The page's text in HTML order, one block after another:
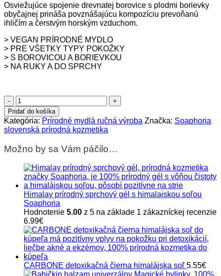
Osviežujúce spojenie drevnatej borovice s plodmi borievky
obyčajnej prináša povznášajúcu kompozíciu prevoňanú
ihličím a čerstvým horským vzduchom.
> VEGAN PRÍRODNÉ MYDLO
> PRE VŠETKY TYPY POKOŽKY
> S BOROVICOU A BORIEVKOU
> NA RUKY A DO SPRCHY
množstvo
Prírodné
mydlo
TATRANSKÉ
HORY
Pridať do košíka
Kategória: Prírodné mydlá ručná výroba Značka: Soaphoria
slovenská prírodná kozmetika
Možno by sa Vám páčilo…
Himalay prírodný sprchový gél s himalajskou soľou
Soaphoria
Hodnotenie 5.00 z 5 na základe 1 zákazníckej recenzie
6.99€
CARBONE detoxikačná čierna himalájska soľ 5.55€